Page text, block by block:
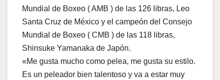
Mundial de Boxeo ( AMB ) de las 126 libras, Leo
Santa Cruz de México y el campeón del Consejo
Mundial de Boxeo ( CMB ) de las 118 libras,
Shinsuke Yamanaka de Japón.
«Me gusta mucho como pelea, me gusta su estilo.
Es un peleador bien talentoso y va a estar muy